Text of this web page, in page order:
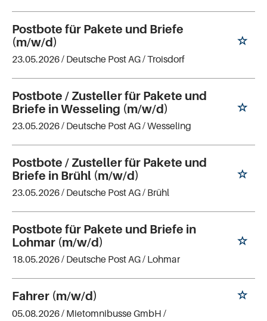
Postbote für Pakete und Briefe
(m/w/d)
23.05.2026 / Deutsche Post AG/ Troisdorf
Postbote / Zusteller für Pakete und
Briefe in Wesseling (m/w/d)
23.05.2026 / Deutsche Post AG/ Wesseling
Postbote / Zusteller für Pakete und
Briefe in Brühl (m/w/d)
23.05.2026 / Deutsche Post AG/ Brühl
Postbote für Pakete und Briefe in
Lohmar (m/w/d)
18.05.2026 / Deutsche Post AG/ Lohmar
Fahrer (m/w/d)
05.08.2026 / Mietomnibusse GmbH /